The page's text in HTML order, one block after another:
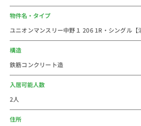
側両方）
・全室の外側ドアノブ（18個）
建物共有部の高頻度接触箇所にコーテ
お客様の安心・安全への弊社の取組
物件名・タイプ
ユニオンマンスリー中野１ 206 1R・シングル【
構造
鉄筋コンクリート造
入居可能人数
2人
住所